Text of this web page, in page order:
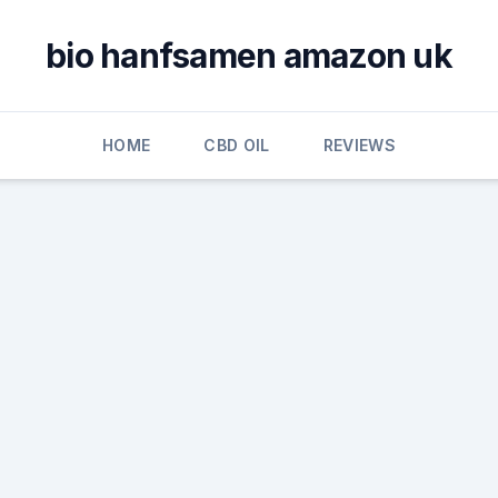
bio hanfsamen amazon uk
HOME CBD OIL REVIEWS